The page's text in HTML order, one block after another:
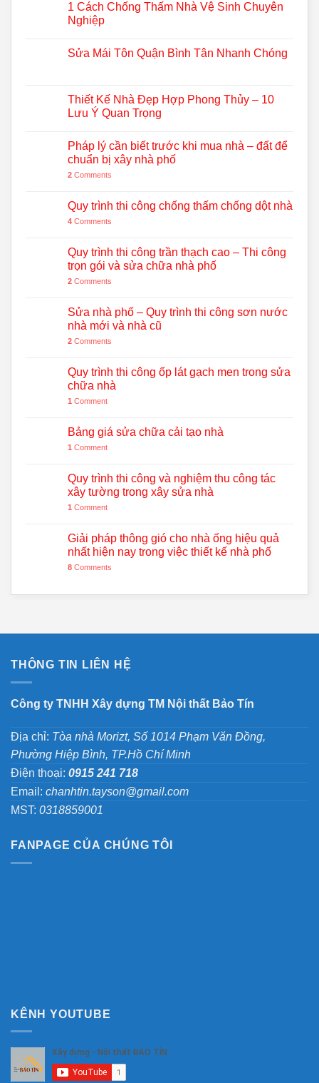
1 Cách Chống Thấm Nhà Vệ Sinh Chuyên
Nghiệp
Sửa Mái Tôn Quận Bình Tân Nhanh Chóng
Thiết Kế Nhà Đẹp Hợp Phong Thủy – 10
Lưu Ý Quan Trọng
Pháp lý cần biết trước khi mua nhà – đất để
chuẩn bị xây nhà phố
2 Comments
Quy trình thi công chống thấm chống dột nhà
4 Comments
Quy trình thi công trần thạch cao – Thi công
trọn gói và sửa chữa nhà phố
2 Comments
Sửa nhà phố – Quy trình thi công sơn nước
nhà mới và nhà cũ
2 Comments
Quy trình thi công ốp lát gạch men trong sửa
chữa nhà
1 Comment
Bảng giá sửa chữa cải tạo nhà
1 Comment
Quy trình thi công và nghiệm thu công tác
xây tường trong xây sửa nhà
1 Comment
Giải pháp thông gió cho nhà ống hiệu quả
nhất hiện nay trong việc thiết kế nhà phố
8 Comments
THÔNG TIN LIÊN HỆ
Công ty TNHH Xây dựng TM Nội thất Bảo Tín
Địa chỉ: Tòa nhà Morizt, Số 1014 Phạm Văn Đồng,
Phường Hiệp Bình, TP.Hồ Chí Minh
Điện thoại: 0915 241 718
Email: chanhtin.tayson@gmail.com
MST: 0318859001
FANPAGE CỦA CHÚNG TÔI
KÊNH YOUTUBE